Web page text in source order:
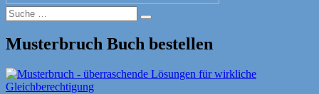
Suche
nach:
Suche
Musterbruch Buch bestellen